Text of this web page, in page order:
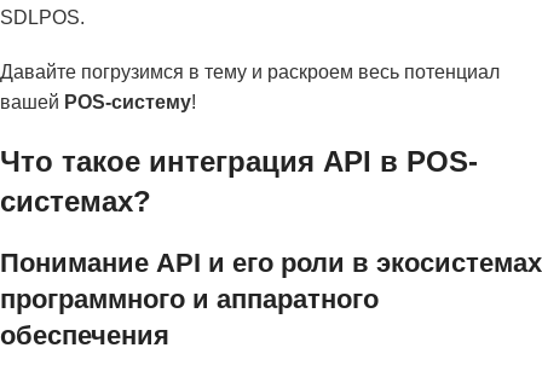
SDLPOS.
Давайте погрузимся в тему и раскроем весь потенциал
вашей POS-систему!
Что такое интеграция API в POS-
системах?
Понимание API и его роли в экосистемах
программного и аппаратного
обеспечения